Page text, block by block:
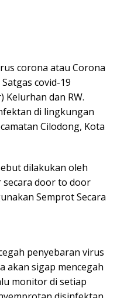
corona atau Corona
covid-19
Kelurhan dan RW.
di lingkungan
Cilodong, Kota
dilakukan oleh
secara door to door
Semprot Secara
penyebaran virus
akan sigap mencegah
monitor di setiap